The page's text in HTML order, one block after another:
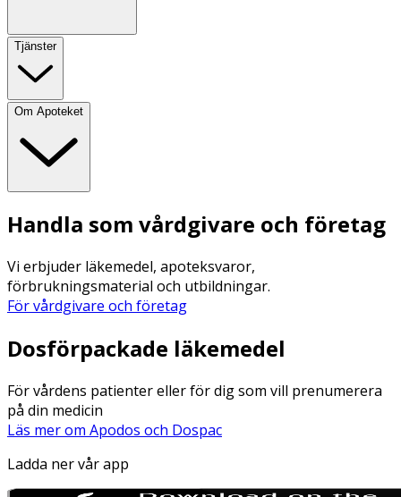
Tjänster
Om Apoteket
Handla som vårdgivare och företag
Vi erbjuder läkemedel, apoteksvaror,
förbrukningsmaterial och utbildningar.
För vårdgivare och företag
Dosförpackade läkemedel
För vårdens patienter eller för dig som vill prenumerera
på din medicin
Läs mer om Apodos och Dospac
Ladda ner vår app